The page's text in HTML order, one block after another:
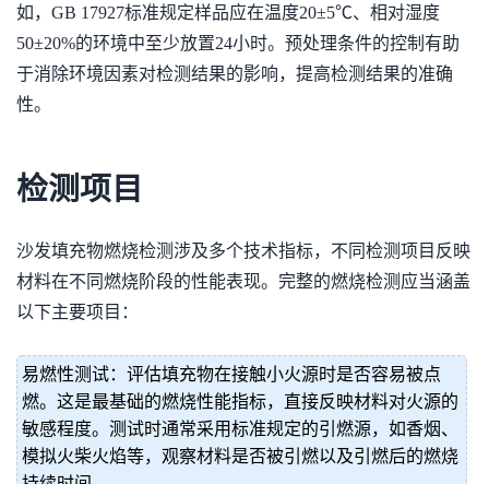
如，GB 17927标准规定样品应在温度20±5℃、相对湿度
50±20%的环境中至少放置24小时。预处理条件的控制有助
于消除环境因素对检测结果的影响，提高检测结果的准确
性。
检测项目
沙发填充物燃烧检测涉及多个技术指标，不同检测项目反映
材料在不同燃烧阶段的性能表现。完整的燃烧检测应当涵盖
以下主要项目：
易燃性测试：评估填充物在接触小火源时是否容易被点
燃。这是最基础的燃烧性能指标，直接反映材料对火源的
敏感程度。测试时通常采用标准规定的引燃源，如香烟、
模拟火柴火焰等，观察材料是否被引燃以及引燃后的燃烧